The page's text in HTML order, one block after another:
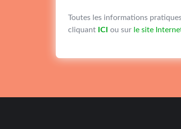
Toutes les informations
cliquant ICI ou sur le site